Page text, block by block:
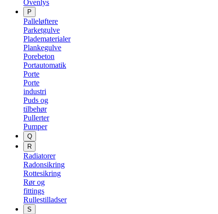
Ovenlys
P
Palleløftere
Parketgulve
Pladematerialer
Plankegulve
Porebeton
Portautomatik
Porte
Porte
industri
Puds og
tilbehør
Pullerter
Pumper
Q
R
Radiatorer
Radonsikring
Rottesikring
Rør og
fittings
Rullestilladser
S